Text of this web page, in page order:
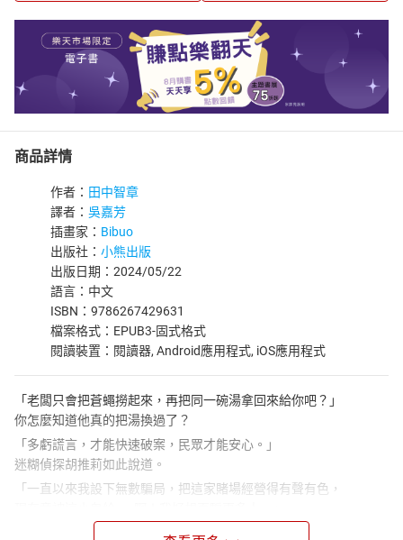
商品詳情
作者： 田中智章
譯者： 吳嘉芳
插畫家： Bibuo
出版社： 小熊出版
出版日期：2024/05/22
語言：中文
ISBN：9786267429631
檔案格式：EPUB3-固式格式
閱讀裝置：閱讀器, Android應用程式, iOS應用程式
「老闆只會把蒼蠅撈起來，再把同一碗湯拿回來給你吧？」
你怎麼知道他真的把湯換過了？
「多虧謊言，才能快速破案，民眾才能安心。」
迷糊偵探胡推莉如此說道。
「一直以來我設下無數騙局，把這家賭場經營得有聲有色，
詭異的真假之島上，人人都是大騙子